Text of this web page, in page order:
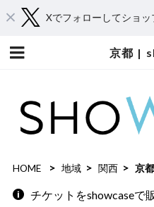
Xでフォローしてショ
京都 |
HOME 地域 関西 京都
チケットをshowcaseで